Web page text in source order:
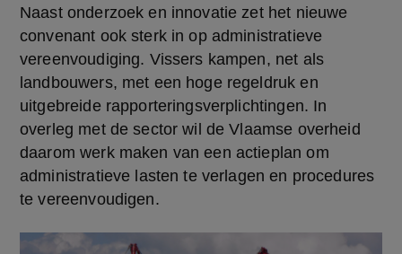
Naast onderzoek en innovatie zet het nieuwe
convenant ook sterk in op administratieve
vereenvoudiging. Vissers kampen, net als
landbouwers, met een hoge regeldruk en
uitgebreide rapporteringsverplichtingen. In
overleg met de sector wil de Vlaamse overheid
daarom werk maken van een actieplan om
administratieve lasten te verlagen en procedures
te vereenvoudigen.